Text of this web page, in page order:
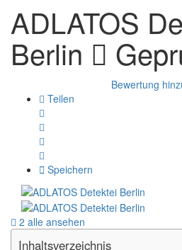
ADLATOS
Berlin
Bewertung
Teilen
Speichern
2 alle ansehen
Inhaltsverzeichnis